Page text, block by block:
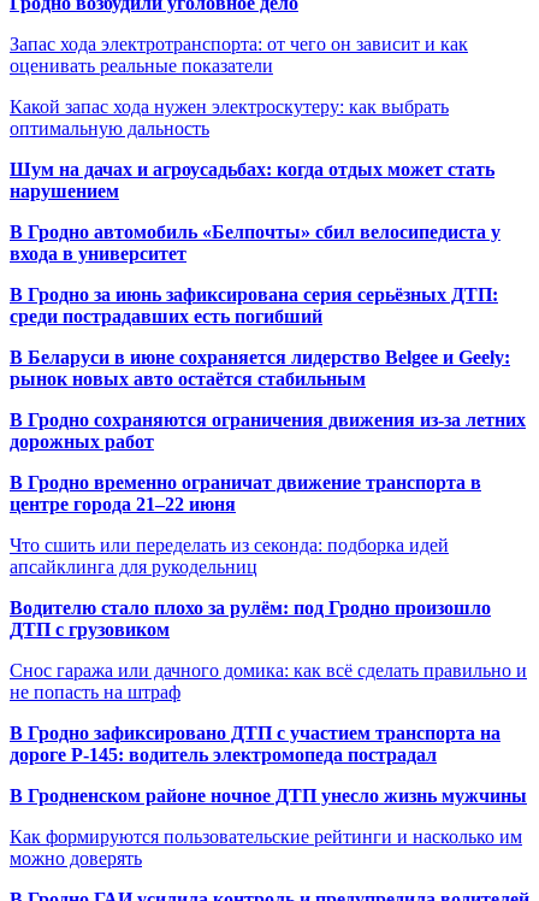
Запас хода электротранспорта: от чего он зависит и как
оценивать реальные показатели
Какой запас хода нужен электроскутеру: как выбрать
оптимальную дальность
Шум на дачах и агроусадьбах: когда отдых может стать
нарушением
В Гродно автомобиль «Белпочты» сбил велосипедиста у
входа в университет
В Гродно за июнь зафиксирована серия серьёзных ДТП:
среди пострадавших есть погибший
В Беларуси в июне сохраняется лидерство Belgee и Geely:
рынок новых авто остаётся стабильным
В Гродно сохраняются ограничения движения из-за летних
дорожных работ
В Гродно временно ограничат движение транспорта в
центре города 21–22 июня
Что сшить или переделать из секонда: подборка идей
апсайклинга для рукодельниц
Водителю стало плохо за рулём: под Гродно произошло
ДТП с грузовиком
Снос гаража или дачного домика: как всё сделать правильно и
не попасть на штраф
В Гродно зафиксировано ДТП с участием транспорта на
дороге Р-145: водитель электромопеда пострадал
В Гродненском районе ночное ДТП унесло жизнь мужчины
Как формируются пользовательские рейтинги и насколько им
можно доверять